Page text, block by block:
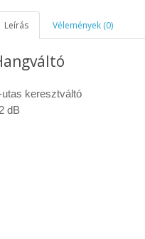
Leírás Vélemények (0)
utas keresztváltó
dB